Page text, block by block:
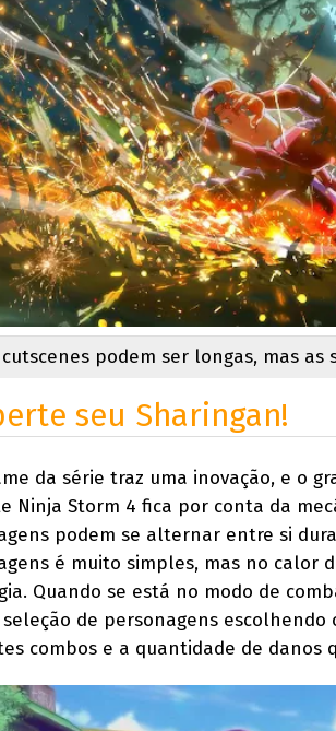
cutscenes podem ser longas, mas as
seu Sharingan!
da série traz uma inovação, e o
Ninja Storm 4 fica por conta da
podem se alternar entre si
é muito simples, mas no calor
Quando se está no modo de
de personagens
combos e a quantidade de danos